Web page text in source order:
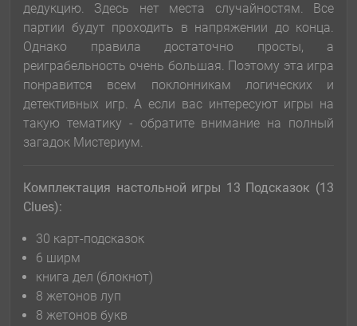
дедукцию. Здесь нет места случайностям. Все
партии будут проходить в напряжении до конца.
Однако правила достаточно просты, а
реиграбельность очень большая. Поэтому эта игра
понравится всем поклонникам логических и
детективных игр. А если вас интересуют игры на
такую тематику - обратите внимание на полный
загадок Мистериум.
Комплектация настольной игры 13 Подсказок (13
Clues):
30 карт-подсказок
6 ширм
книга дел (блокнот)
8 жетонов луп
8 жетонов букв